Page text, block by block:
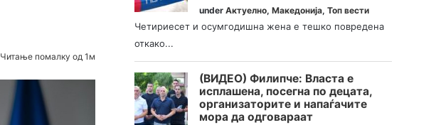
Читање помалку од 1м
underАктуелно,Македонија,Топ вести
Четириесет и осумгодишна жена е тешко повредена
откако...
(ВИДЕО) Филипче: Власта е
исплашена, посегна по децата,
организаторите и напаѓачите
мора да одговараат